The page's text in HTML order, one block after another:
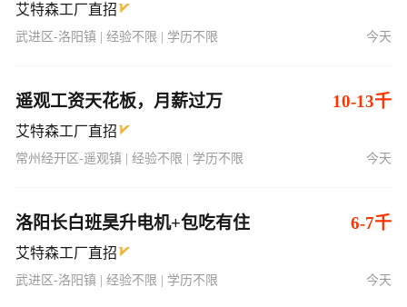
艾特森工厂直招
武进区-洛阳镇 | 经验不限 | 学历不限 今天
遥观工资天花板，月薪过万 10-13千
艾特森工厂直招
常州经开区-遥观镇 | 经验不限 | 学历不限 今天
洛阳长白班昊升电机+包吃有住 6-7千
艾特森工厂直招
武进区-洛阳镇 | 经验不限 | 学历不限 今天